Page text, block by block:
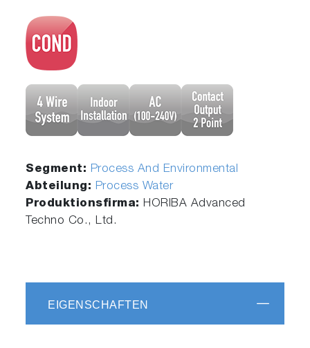
Segment: Process And Environmental
Abteilung: Process Water
Produktionsfirma:HORIBA Advanced
Techno Co., Ltd.
EIGENSCHAFTEN